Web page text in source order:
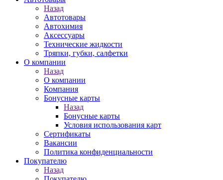
Назад
Автотовары
Автохимия
Аксессуары
Технические жидкости
Тряпки, губки, салфетки
О компании
Назад
О компании
Компания
Бонусные карты
Назад
Бонусные карты
Условия использования карт
Сертификаты
Вакансии
Политика конфиденциальности
Покупателю
Назад